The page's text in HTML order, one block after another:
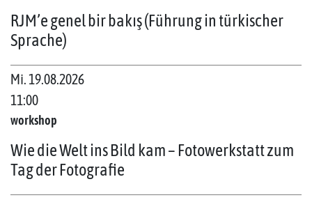
RJM’e genel bir bakış (Führung in türkischer
Sprache)
Mi. 19.08.2026
11:00
workshop
Wie die Welt ins Bild kam – Fotowerkstatt zum
Tag der Fotografie